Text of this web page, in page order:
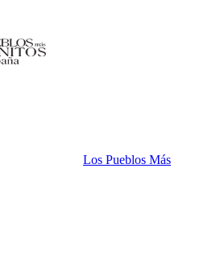
Los Pueblos Más